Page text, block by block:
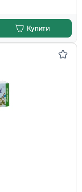
Купити